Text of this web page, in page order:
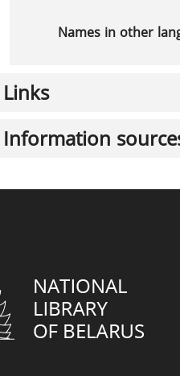
Names in other
Links
Information